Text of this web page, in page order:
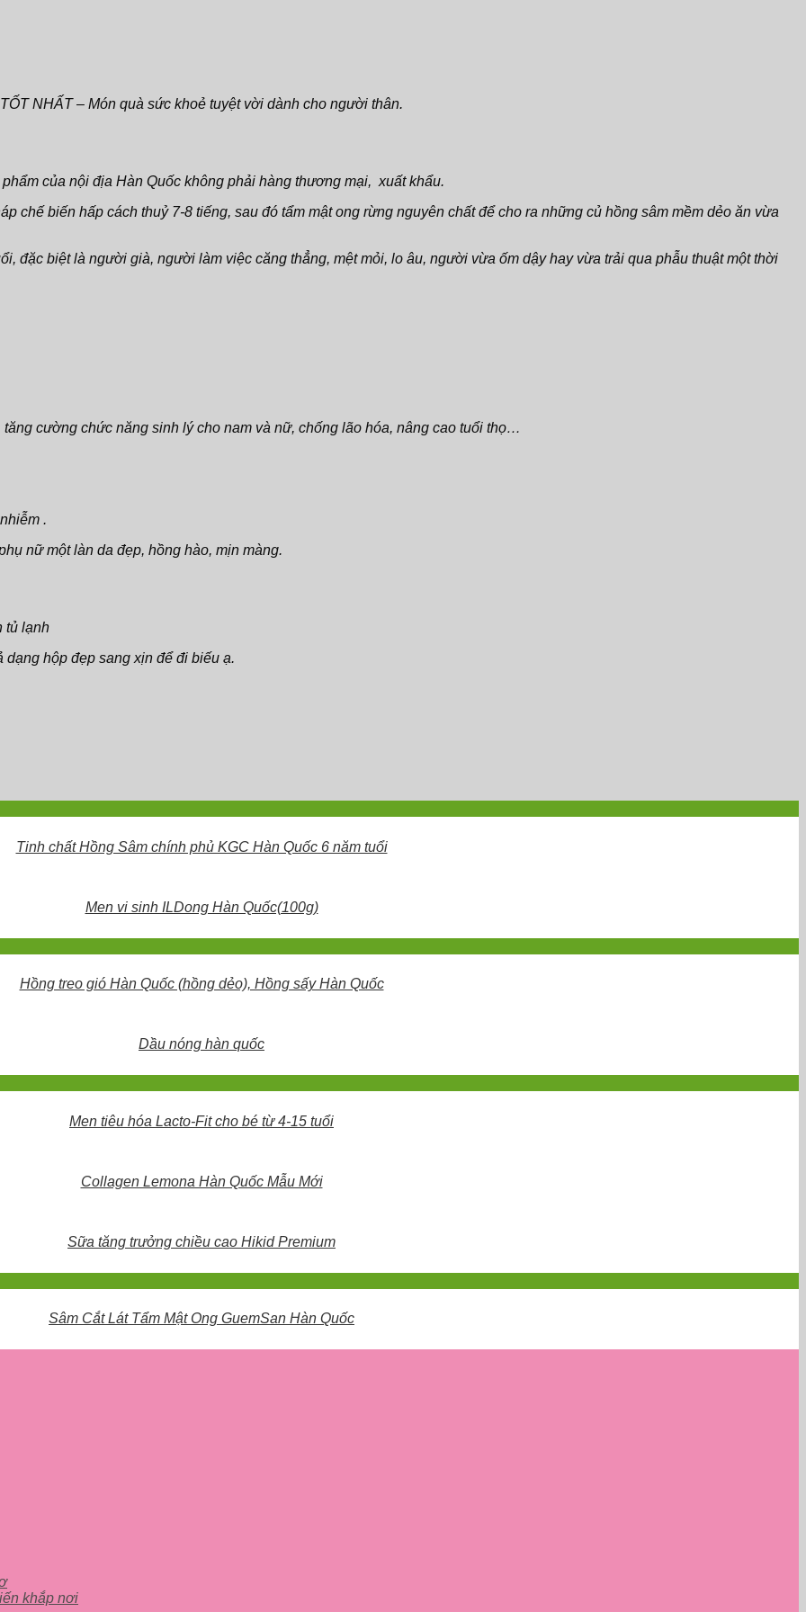
NHẤT – Món quà sức khoẻ tuyệt vời dành cho người thân.
của nội địa Hàn Quốc không phải hàng thương mại, xuất khẩu.
chế biến hấp cách thuỷ 7-8 tiếng, sau đó tẩm mật ong rừng nguyên chất để cho ra những củ hồng sâm mềm dẻo ăn vừa
đặc biệt là người già, người làm việc căng thẳng, mệt mỏi, lo âu, người vừa ốm dậy hay vừa trải qua phẫu thuật một thời
cường chức năng sinh lý cho nam và nữ, chống lão hóa, nâng cao tuổi thọ…
.
nữ một làn da đẹp, hồng hào, mịn màng.
tủ lạnh
hộp đẹp sang xịn để đi biếu ạ.
Tinh chất Hồng Sâm chính phủ KGC Hàn Quốc 6 năm tuổi
Men vi sinh ILDong Hàn Quốc(100g)
Hồng treo gió Hàn Quốc (hồng dẻo), Hồng sấy Hàn Quốc
Dầu nóng hàn quốc
Men tiêu hóa Lacto-Fit cho bé từ 4-15 tuổi
Collagen Lemona Hàn Quốc Mẫu Mới
Sữa tăng trưởng chiều cao Hikid Premium
Sâm Cắt Lát Tẩm Mật Ong GuemSan Hàn Quốc
khắp nơi